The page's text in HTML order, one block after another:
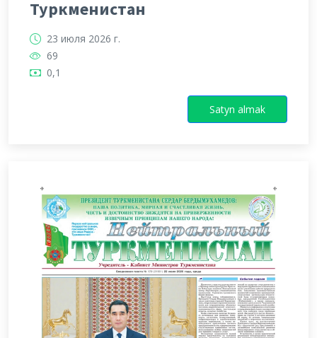
Туркменистан
23 июля 2026 г.
69
0,1
Satyn almak